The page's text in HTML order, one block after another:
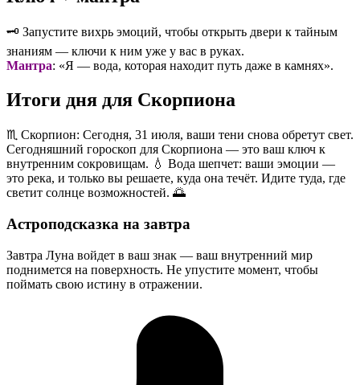
🗝️ Запустите вихрь эмоций, чтобы открыть двери к тайным
знаниям — ключи к ним уже у вас в руках.
Мантра: «Я — вода, которая находит путь даже в камнях».
Итоги дня для Скорпиона
♏️ Скорпион: Сегодня, 31 июля, ваши тени снова обретут свет.
Сегодняшний гороскоп для Скорпиона — это ваш ключ к
внутренним сокровищам. 💧 Вода шепчет: ваши эмоции —
это река, и только вы решаете, куда она течёт. Идите туда, где
светит солнце возможностей. 🌅
Астроподсказка на завтра
Завтра Луна войдет в ваш знак — ваш внутренний мир
поднимется на поверхность. Не упустите момент, чтобы
поймать свою истину в отражении.